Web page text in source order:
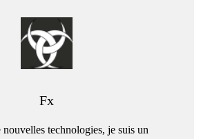
Fx
nouvelles technologies, je suis un